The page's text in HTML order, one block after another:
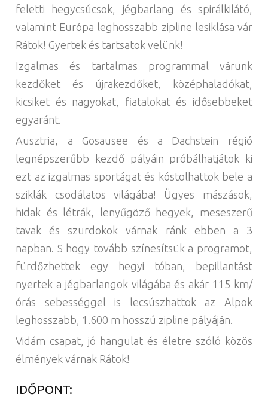
feletti hegycsúcsok, jégbarlang és spirálkilátó,
valamint Európa leghosszabb zipline lesiklása vár
Rátok! Gyertek és tartsatok velünk!
Izgalmas és tartalmas programmal várunk
kezdőket és újrakezdőket, középhaladókat,
kicsiket és nagyokat, fiatalokat és idősebbeket
egyaránt.
Ausztria, a Gosausee és a Dachstein régió
legnépszerűbb kezdő pályáin próbálhatjátok ki
ezt az izgalmas sportágat és kóstolhattok bele a
sziklák csodálatos világába! Ügyes mászások,
hidak és létrák, lenyűgöző hegyek, meseszerű
tavak és szurdokok várnak ránk ebben a 3
napban. S hogy tovább színesítsük a programot,
fürdőzhettek egy hegyi tóban, bepillantást
nyertek a jégbarlangok világába és akár 115 km/
órás sebességgel is lecsúszhattok az Alpok
leghosszabb, 1.600 m hosszú zipline pályáján.
Vidám csapat, jó hangulat és életre szóló közös
élmények várnak Rátok!
IDŐPONT: